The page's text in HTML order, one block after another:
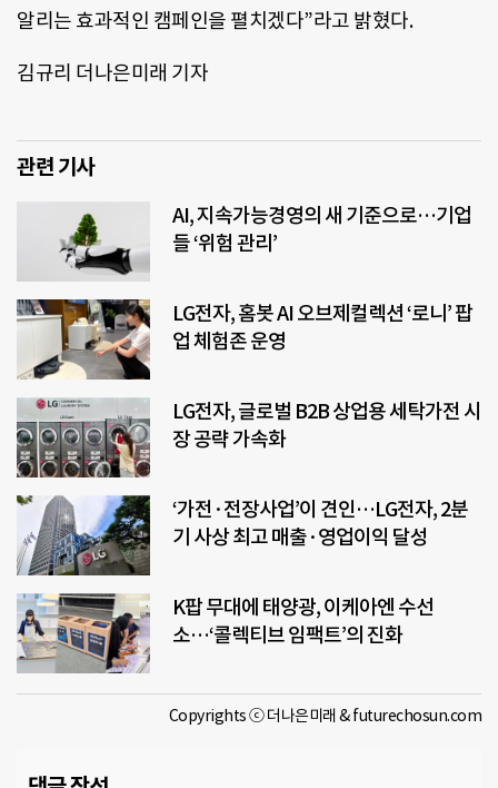
알리는 효과적인 캠페인을 펼치겠다”라고 밝혔다.
김규리 더나은미래 기자
관련 기사
AI, 지속가능경영의 새 기준으로…기업
들 ‘위험 관리’
LG전자, 홈봇 AI 오브제컬렉션 ‘로니’ 팝
업 체험존 운영
LG전자, 글로벌 B2B 상업용 세탁가전 시
장 공략 가속화
‘가전·전장사업’이 견인…LG전자, 2분
기 사상 최고 매출·영업이익 달성
K팝 무대에 태양광, 이케아엔 수선
소…‘콜렉티브 임팩트’의 진화
Copyrights ⓒ 더나은미래 & futurechosun.com